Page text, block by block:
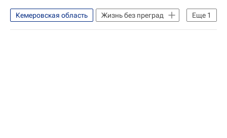
Еще 1
Кемеровская область
Жизнь без преград
Найди меня, мама